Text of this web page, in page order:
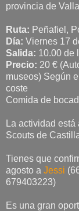
provincia de
Ruta: Peñafiel,
Día: Viernes 17
Salida: 10.00 de
Precio: 20 €
museos) Según
coste
Comida de
La actividad
Scouts de
Tienes que
agosto a Jessi
679403223)
Es una gran